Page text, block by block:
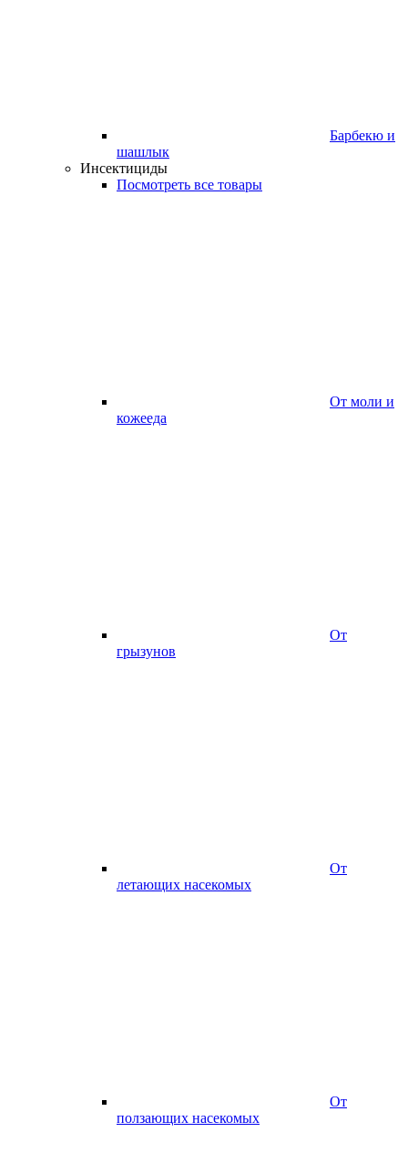
Барбекю и
шашлык
Инсектициды
Посмотреть все товары
От моли и
кожееда
От
грызунов
От
летающих насекомых
От
ползающих насекомых